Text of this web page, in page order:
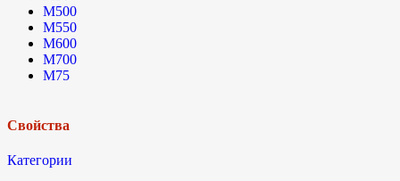
М500
М550
М600
М700
М75
Свойства
Категории